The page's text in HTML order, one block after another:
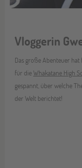
Vloggerin
Das große Abenteuer
für dieWhakatane High
gespannt, über welche
der Welt berichtet!